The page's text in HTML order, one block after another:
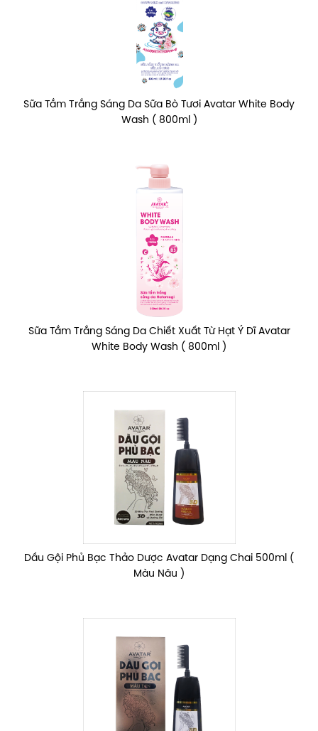
Sữa Tắm Trắng Sáng Da Sữa Bò Tươi Avatar White Body
Wash ( 800ml )
Sữa Tắm Trắng Sáng Da Chiết Xuất Từ Hạt Ý Dĩ Avatar
White Body Wash ( 800ml )
Dầu Gội Phủ Bạc Thảo Dược Avatar Dạng Chai 500ml (
Màu Nâu )